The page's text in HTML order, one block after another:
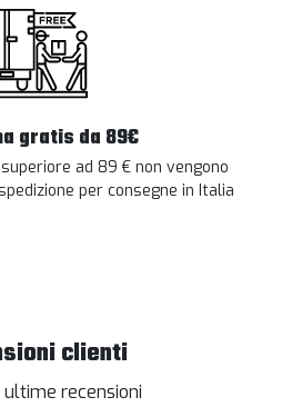
gratis da 89€
ad 89 € non vengono
per consegne in Italia
clienti
recensioni